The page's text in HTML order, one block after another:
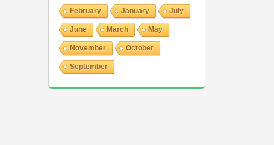
February January July
June March May
November October
September